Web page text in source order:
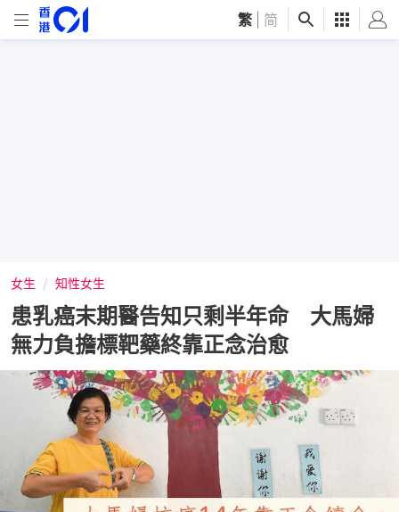
繁 简
女生 知性女生
患乳癌末期醫告知只剩半年命 大馬婦
無力負擔標靶藥終靠正念治愈